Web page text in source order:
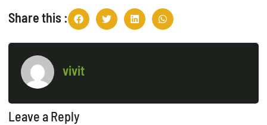
Share this :
vivit
Leave a Reply